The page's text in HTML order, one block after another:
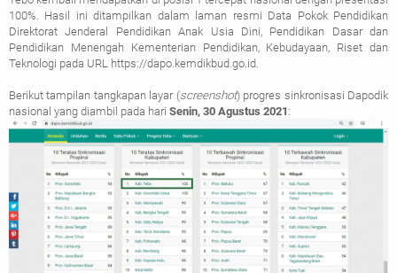
100%. Hasil ini ditampilkan dalam laman resmi Data Pokok Pendidikan
Direktorat Jenderal Pendidikan Anak Usia Dini, Pendidikan Dasar dan
Pendidikan Menengah Kementerian Pendidikan, Kebudayaan, Riset dan
Teknologi pada URL https://dapo.kemdikbud.go.id.
Berikut tampilan tangkapan layar (screenshot) progres sinkronisasi Dapodik
nasional yang diambil pada hari Senin, 30 Agustus 2021 :